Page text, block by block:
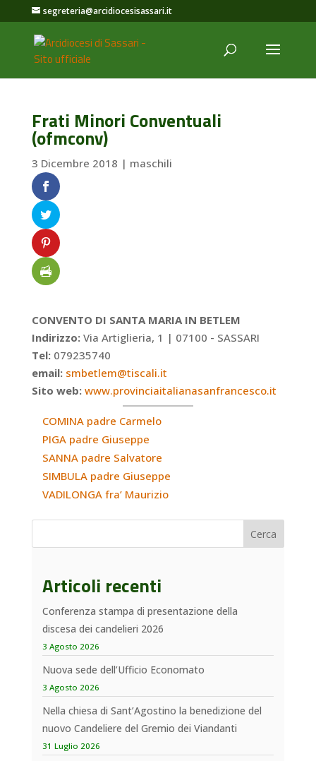
segreteria@arcidiocesisassari.it
Frati Minori Conventuali
(ofmconv)
3 Dicembre 2018 | maschili
CONVENTO DI SANTA MARIA IN BETLEM
Indirizzo:Via Artiglieria, 1 | 07100 - SASSARI
Tel: 079235740
email: smbetlem@tiscali.it
Sito web: www.provinciaitalianasanfrancesco.it
COMINA padre Carmelo
PIGA padre Giuseppe
SANNA padre Salvatore
SIMBULA padre Giuseppe
VADILONGA fra’ Maurizio
Cerca
Articoli recenti
Conferenza stampa di presentazione della
discesa dei candelieri 2026
3 Agosto 2026
Nuova sede dell’Ufficio Economato
3 Agosto 2026
Nella chiesa di Sant’Agostino la benedizione del
nuovo Candeliere del Gremio dei Viandanti
31 Luglio 2026